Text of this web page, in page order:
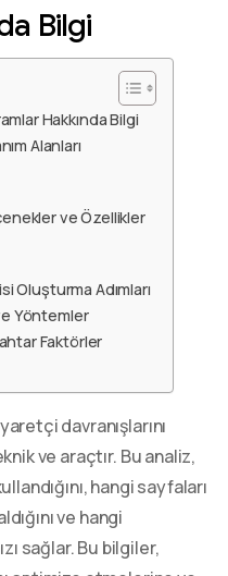
Bilgi
Hakkında Bilgi
Alanları
ve Özellikler
Oluşturma Adımları
Yöntemler
Faktörler
davranışlarını
ve araçtır. Bu analiz,
hangi sayfaları
ve hangi
sağlar. Bu bilgiler,